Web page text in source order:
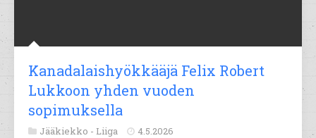
Kanadalaishyökkääjä Felix Robert
Lukkoon yhden vuoden
sopimuksella
Jääkiekko - Liiga 4.5.2026